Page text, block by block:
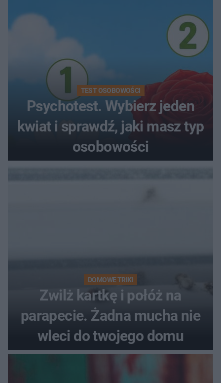
TEST OSOBOWOŚCI
Psychotest. Wybierz jeden
kwiat i sprawdź, jaki masz typ
osobowości
DOMOWE TRIKI
Zwilż kartkę i połóż na
parapecie. Żadna mucha nie
wleci do twojego domu